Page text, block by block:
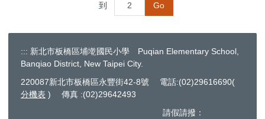
到 Go
::: 新北市板橋區埔墘國民小學 Puqian Elementary School,
Banqiao District, New Taipei City.
220087新北市板橋區永豐街42-8號 電話:(02)29616690(
分機表 ) 傳真 :(02)29642493
請假請撥：